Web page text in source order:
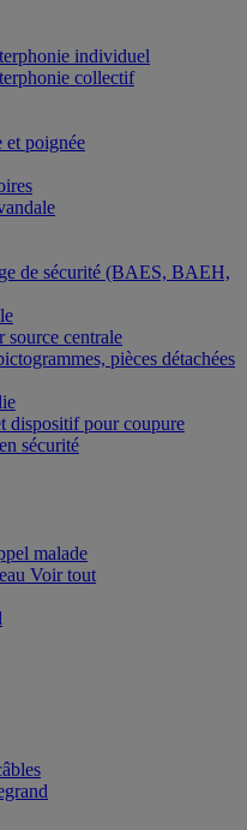
individuel
collectif
et poignée
de sécurité (BAES, BAEH,
source centrale
pièces détachées
dispositif pour coupure
sécurité
malade
Voir tout